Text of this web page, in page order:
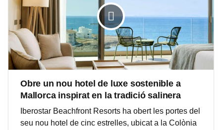
Obre un nou hotel de luxe sostenible a
Mallorca inspirat en la tradició salinera
Iberostar Beachfront Resorts ha obert les portes del
seu nou hotel de cinc estrelles, ubicat a la Colònia